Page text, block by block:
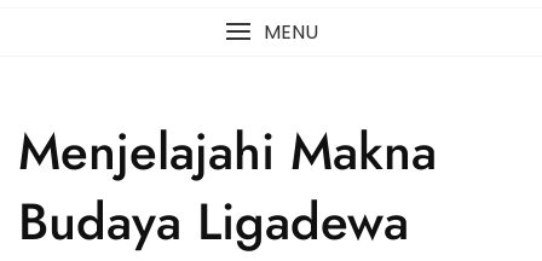
MENU
Menjelajahi Makna
Budaya Ligadewa